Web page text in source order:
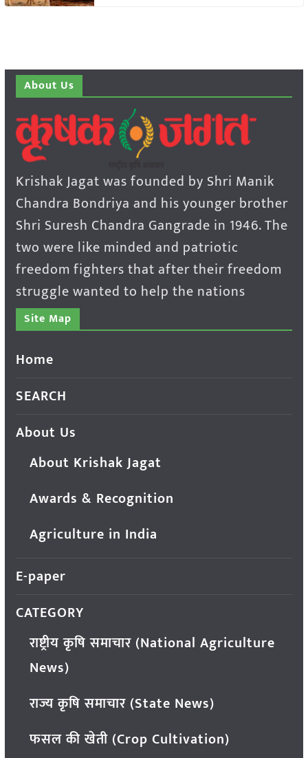
About Us
Krishak Jagat was founded by Shri Manik
Chandra Bondriya and his younger brother
Shri Suresh Chandra Gangrade in 1946. The
two were like minded and patriotic
freedom fighters that after their freedom
struggle wanted to help the nations
Site Map
Home
SEARCH
About Us
About Krishak Jagat
Awards & Recognition
Agriculture in India
E-paper
CATEGORY
राष्ट्रीय कृषि समाचार (National Agriculture
News)
राज्य कृषि समाचार (State News)
फसल की खेती (Crop Cultivation)